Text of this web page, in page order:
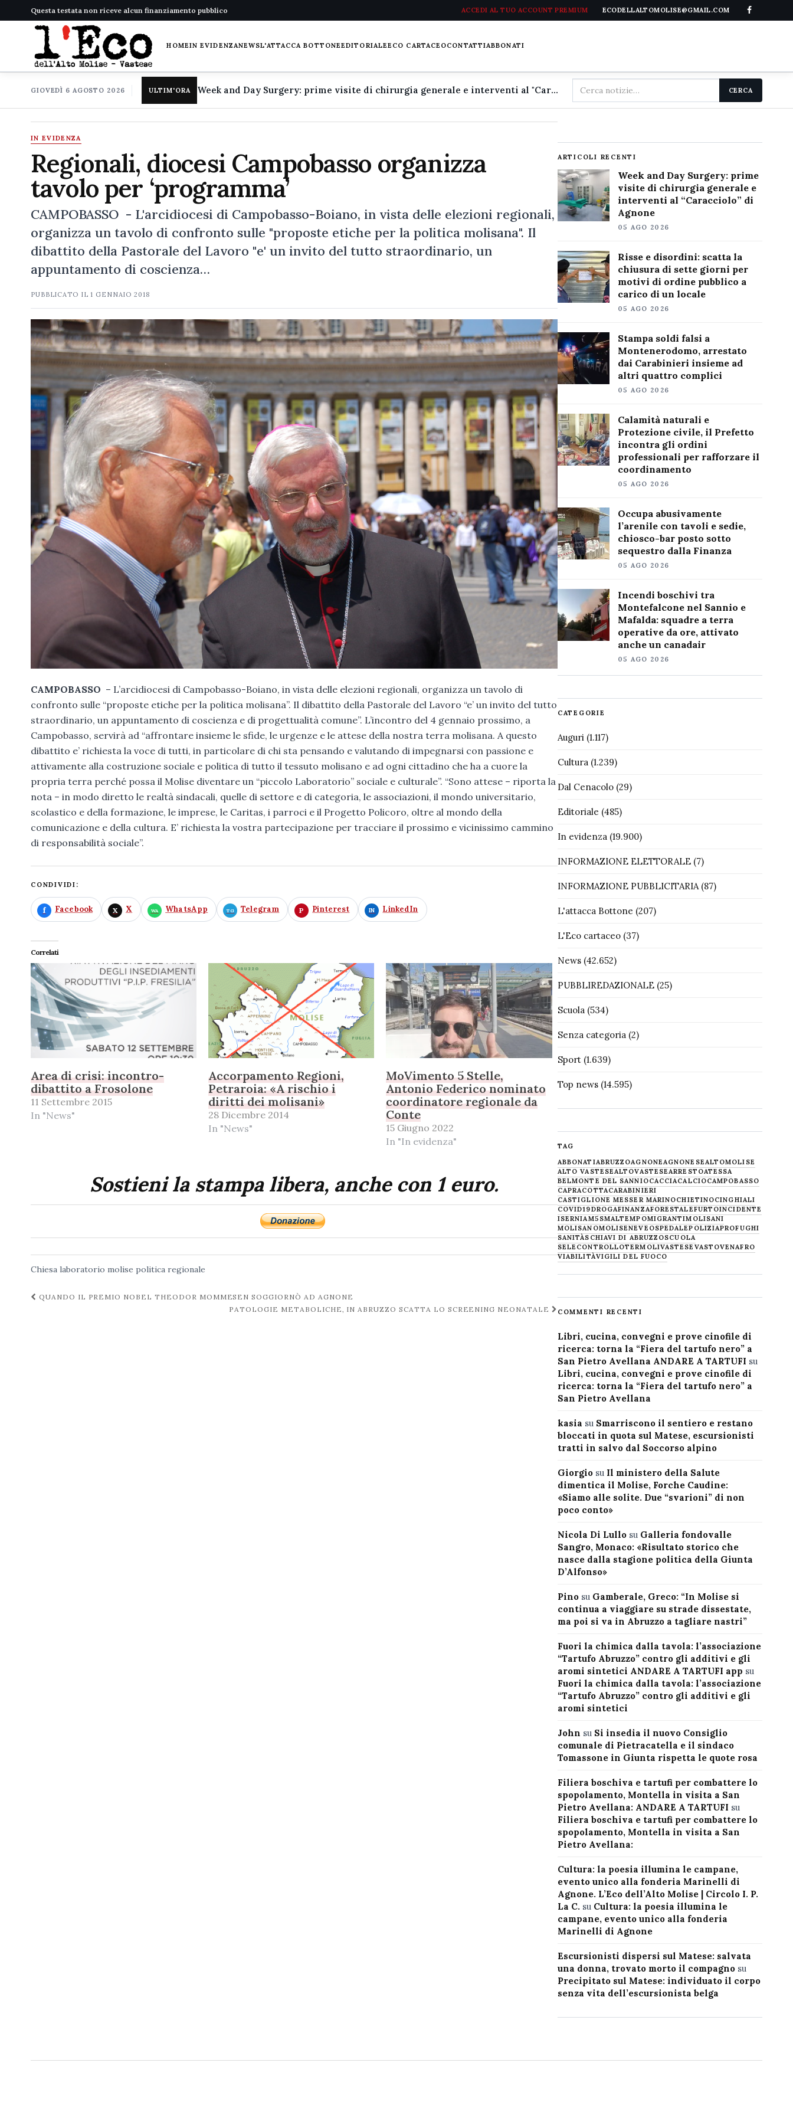
Questa testata non riceve alcun finanziamento pubblico ACCEDI AL TUO ACCOUNT PREMIUM ECODELLALTOMOLISE@GMAIL.COM
HOMEIN EVIDENZANEWSL'ATTACCA BOTTONEEDITORIALEECO CARTACEOCONTATTIABBONATI
GIOVEDÌ 6 AGOSTO 2026 ULTIM'ORA Week and Day Surgery: prime visite di chirurgia generale e interventi al "Caracciolo" di Agnone
Cerca
nel
CERCA
IN EVIDENZA
Regionali, diocesi Campobasso organizza
tavolo per ‘programma’
CAMPOBASSO - L'arcidiocesi di Campobasso-Boiano, in vista delle elezioni regionali,
organizza un tavolo di confronto sulle "proposte etiche per la politica molisana". Il
dibattito della Pastorale del Lavoro "e' un invito del tutto straordinario, un
appuntamento di coscienza…
PUBBLICATO IL1 GENNAIO 2018
CAMPOBASSO – L’arcidiocesi di Campobasso-Boiano, in vista delle elezioni regionali, organizza un tavolo di
confronto sulle “proposte etiche per la politica molisana”. Il dibattito della Pastorale del Lavoro “e’ un invito del tutto
straordinario, un appuntamento di coscienza e di progettualità comune”. L’incontro del 4 gennaio prossimo, a
Campobasso, servirà ad “affrontare insieme le sfide, le urgenze e le attese della nostra terra molisana. A questo
dibattito e’ richiesta la voce di tutti, in particolare di chi sta pensando e valutando di impegnarsi con passione e
attivamente alla costruzione sociale e politica di tutto il tessuto molisano e ad ogni cittadino che ha a cuore la
propria terra perché possa il Molise diventare un “piccolo Laboratorio” sociale e culturale”. “Sono attese – riporta la
nota – in modo diretto le realtà sindacali, quelle di settore e di categoria, le associazioni, il mondo universitario,
scolastico e della formazione, le imprese, le Caritas, i parroci e il Progetto Policoro, oltre al mondo della
comunicazione e della cultura. E’ richiesta la vostra partecipazione per tracciare il prossimo e vicinissimo cammino
di responsabilità sociale”.
CONDIVIDI:
Facebook X WhatsApp Telegram Pinterest LinkedIn
Correlati
Area di crisi: incontro-
dibattito a Frosolone
11 Settembre 2015
In "News"
Accorpamento Regioni,
Petraroia: «A rischio i
diritti dei molisani»
28 Dicembre 2014
In "News"
MoVimento 5 Stelle,
Antonio Federico nominato
coordinatore regionale da
Conte
15 Giugno 2022
In "In evidenza"
Sostieni la stampa libera, anche con 1 euro.
Chiesa laboratorio molise politica regionale
Navigazione
QUANDO IL PREMIO NOBEL THEODOR MOMMESEN SOGGIORNÒ AD AGNONE
PATOLOGIE METABOLICHE, IN ABRUZZO SCATTA LO SCREENING NEONATALE
ARTICOLI RECENTI
Week and Day Surgery: prime
visite di chirurgia generale e
interventi al “Caracciolo” di
Agnone
05 AGO 2026
Risse e disordini: scatta la
chiusura di sette giorni per
motivi di ordine pubblico a
carico di un locale
05 AGO 2026
Stampa soldi falsi a
Montenerodomo, arrestato
dai Carabinieri insieme ad
altri quattro complici
05 AGO 2026
Calamità naturali e
Protezione civile, il Prefetto
incontra gli ordini
professionali per rafforzare il
coordinamento
05 AGO 2026
Occupa abusivamente
l’arenile con tavoli e sedie,
chiosco-bar posto sotto
sequestro dalla Finanza
05 AGO 2026
Incendi boschivi tra
Montefalcone nel Sannio e
Mafalda: squadre a terra
operative da ore, attivato
anche un canadair
05 AGO 2026
CATEGORIE
Auguri(1.117)
Cultura(1.239)
Dal Cenacolo(29)
Editoriale (485)
In evidenza(19.900)
INFORMAZIONE ELETTORALE(7)
INFORMAZIONE PUBBLICITARIA(87)
L'attacca Bottone (207)
L'Eco cartaceo(37)
News(42.652)
PUBBLIREDAZIONALE(25)
Scuola(534)
Senza categoria(2)
Sport(1.639)
Top news(14.595)
TAG
ABBONATIABRUZZOAGNONEAGNONESEALTOMOLISE
ALTO VASTESEALTOVASTESEARRESTOATESSA
BELMONTE DEL SANNIOCACCIACALCIOCAMPOBASSO
CAPRACOTTACARABINIERI
CASTIGLIONE MESSER MARINOCHIETINOCINGHIALI
COVID19DROGAFINANZAFORESTALEFURTOINCIDENTE
ISERNIAM5SMALTEMPOMIGRANTIMOLISANI
MOLISANOMOLISENEVE OSPEDALEPOLIZIAPROFUGHI
SANITÀSCHIAVI DI ABRUZZOSCUOLA
SELECONTROLLOTERMOLIVASTESE VASTOVENAFRO
VIABILITÀVIGILI DEL FUOCO
COMMENTI RECENTI
Libri, cucina, convegni e prove cinofile di
ricerca: torna la “Fiera del tartufo nero” a
San Pietro Avellana ANDARE A TARTUFI su
Libri, cucina, convegni e prove cinofile di
ricerca: torna la “Fiera del tartufo nero” a
San Pietro Avellana
kasia su Smarriscono il sentiero e restano
bloccati in quota sul Matese, escursionisti
tratti in salvo dal Soccorso alpino
Giorgiosu Il ministero della Salute
dimentica il Molise, Forche Caudine:
«Siamo alle solite. Due “svarioni” di non
poco conto»
Nicola Di Lullosu Galleria fondovalle
Sangro, Monaco: «Risultato storico che
nasce dalla stagione politica della Giunta
D’Alfonso»
Pinosu Gamberale, Greco: “In Molise si
continua a viaggiare su strade dissestate,
ma poi si va in Abruzzo a tagliare nastri”
Fuori la chimica dalla tavola: l’associazione
“Tartufo Abruzzo” contro gli additivi e gli
aromi sintetici ANDARE A TARTUFI app su
Fuori la chimica dalla tavola: l’associazione
“Tartufo Abruzzo” contro gli additivi e gli
aromi sintetici
John su Si insedia il nuovo Consiglio
comunale di Pietracatella e il sindaco
Tomassone in Giunta rispetta le quote rosa
Filiera boschiva e tartufi per combattere lo
spopolamento, Montella in visita a San
Pietro Avellana: ANDARE A TARTUFI su
Filiera boschiva e tartufi per combattere lo
spopolamento, Montella in visita a San
Pietro Avellana:
Cultura: la poesia illumina le campane,
evento unico alla fonderia Marinelli di
Agnone. L’Eco dell’Alto Molise | Circolo I. P.
La C. su Cultura: la poesia illumina le
campane, evento unico alla fonderia
Marinelli di Agnone
Escursionisti dispersi sul Matese: salvata
una donna, trovato morto il compagnosu
Precipitato sul Matese: individuato il corpo
senza vita dell’escursionista belga